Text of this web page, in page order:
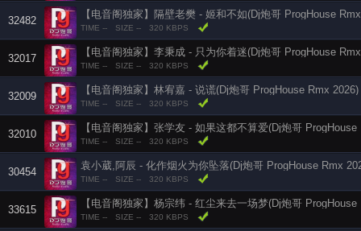
32482
【电音阁独家】隔壁老樊 - 姬和不如(Dj炮哥 ProgHouse
TIME -- SIZE -- 320 KBPS
32017
TIME -- SIZE -- 320 KBPS
32009
【电音阁独家】林宥嘉 - 说谎(Dj炮哥 ProgHouse Rmx 2026)
TIME -- SIZE -- 320 KBPS
32010
【电音阁独家】张学友 - 如果这都不算爱(Dj炮哥 ProgHouse
TIME -- SIZE -- 320 KBPS
30454
袁小葳,阿辰 - 化作烟火为你坠落(Dj炮哥 ProgHouse Rmx
TIME -- SIZE -- 320 KBPS
33615
【电音阁独家】杨宗纬 - 红尘来去一场梦(Dj炮哥 ProgHouse
TIME -- SIZE -- 320 KBPS